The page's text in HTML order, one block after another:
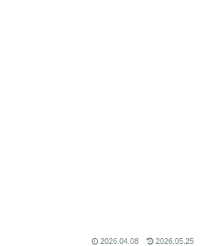
2026.04.08 2026.05.25